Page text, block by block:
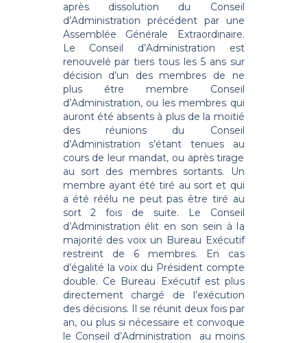
après dissolution du Conseil
d’Administration précédent par une
Assemblée Générale Extraordinaire.
Le Conseil d’Administration est
renouvelé par tiers tous les 5 ans sur
décision d’un des membres de ne
plus être membre Conseil
d’Administration, ou les membres qui
auront été absents à plus de la moitié
des réunions du Conseil
d’Administration s’étant tenues au
cours de leur mandat, ou après tirage
au sort des membres sortants. Un
membre ayant été tiré au sort et qui
a été réélu ne peut pas être tiré au
sort 2 fois de suite. Le Conseil
d’Administration élit en son sein à la
majorité des voix un Bureau Exécutif
restreint de 6 membres. En cas
d’égalité la voix du Président compte
double. Ce Bureau Exécutif est plus
directement chargé de l’exécution
des décisions. Il se réunit deux fois par
an, ou plus si nécessaire et convoque
le Conseil d’Administration au moins